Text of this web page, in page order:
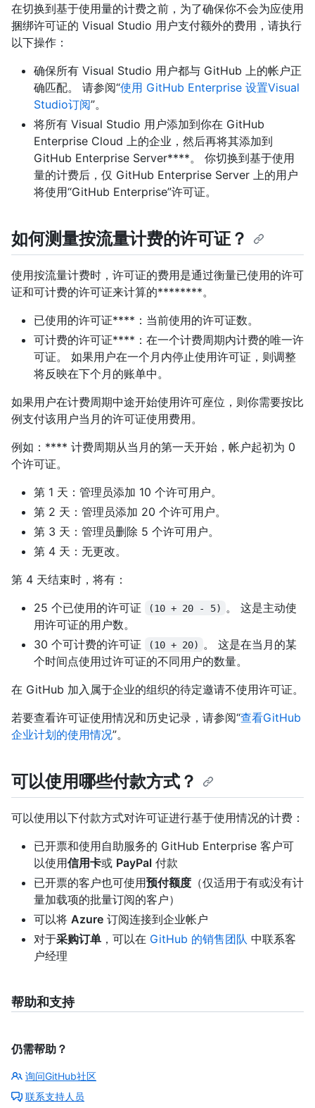
在切换到基于使用量的计费之前，为了确保你不会为应使用
捆绑许可证的 Visual Studio 用户支付额外的费用，请执行
以下操作：
确保所有 Visual Studio 用户都与 GitHub 上的帐户正
确匹配。 请参阅“使用 GitHub Enterprise 设置Visual
Studio订阅”。
将所有 Visual Studio 用户添加到你在 GitHub
Enterprise Cloud 上的企业，然后再将其添加到
GitHub Enterprise Server****。 你切换到基于使用
量的计费后，仅 GitHub Enterprise Server 上的用户
将使用“GitHub Enterprise”许可证。
如何测量按流量计费的许可证？
使用按流量计费时，许可证的费用是通过衡量已使用的许可
证和可计费的许可证来计算的********。
已使用的许可证****：当前使用的许可证数。
可计费的许可证****：在一个计费周期内计费的唯一许
可证。 如果用户在一个月内停止使用许可证，则调整
将反映在下个月的账单中。
如果用户在计费周期中途开始使用许可座位，则你需要按比
例支付该用户当月的许可证使用费用。
例如：**** 计费周期从当月的第一天开始，帐户起初为 0
个许可证。
第 1 天：管理员添加 10 个许可用户。
第 2 天：管理员添加 20 个许可用户。
第 3 天：管理员删除 5 个许可用户。
第 4 天：无更改。
第 4 天结束时，将有：
25 个已使用的许可证
(10 + 20 - 5)
。 这是主动使
用许可证的用户数。
30 个可计费的许可证
(10 + 20)
。 这是在当月的某
个时间点使用过许可证的不同用户的数量。
在 GitHub 加入属于企业的组织的待定邀请不使用许可证。
若要查看许可证使用情况和历史记录，请参阅“查看GitHub
企业计划的使用情况”。
可以使用哪些付款方式？
可以使用以下付款方式对许可证进行基于使用情况的计费：
已开票和使用自助服务的 GitHub Enterprise 客户可
以使用信用卡或 PayPal 付款
已开票的客户也可使用预付额度 （仅适用于有或没有计
量加载项的批量订阅的客户）
可以将 Azure 订阅连接到企业帐户
对于采购订单 ，可以在 GitHub 的销售团队 中联系客
户经理
帮助和支持
仍需帮助？
询问GitHub社区
联系支持人员